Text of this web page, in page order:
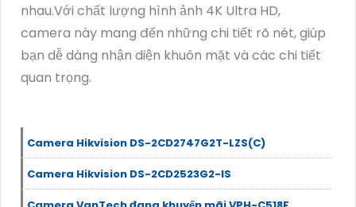
nhau.Với chất lượng hình ảnh 4K Ultra HD,
camera này mang đến những chi tiết rõ nét, giúp
bạn dễ dàng nhận diện khuôn mặt và các chi tiết
quan trọng.
Camera Hikvision DS-2CD2747G2T-LZS(C)
Camera Hikvision DS-2CD2523G2-IS